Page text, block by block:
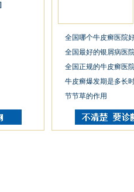
全国哪个牛皮癣医院
全国最好的银屑病医
全国正规的牛皮癣医
牛皮癣爆发期是多长
节节草的作用